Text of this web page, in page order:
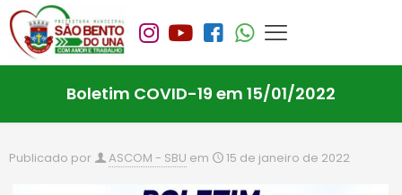
Boletim COVID-19 em 15/01/2022
Publicado por ASCOM - SBU em 15 de janeiro de 2022